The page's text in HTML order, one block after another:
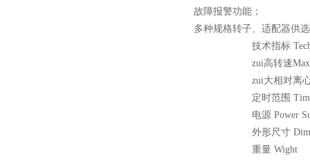
故障报警功能；
多种规格转子、适配器供
技术指标
zui高转速Max
zui大相对离
定时范围
电源 Power
外形尺寸
重量 Wight